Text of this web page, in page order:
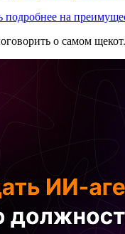
подробнее на
о самом